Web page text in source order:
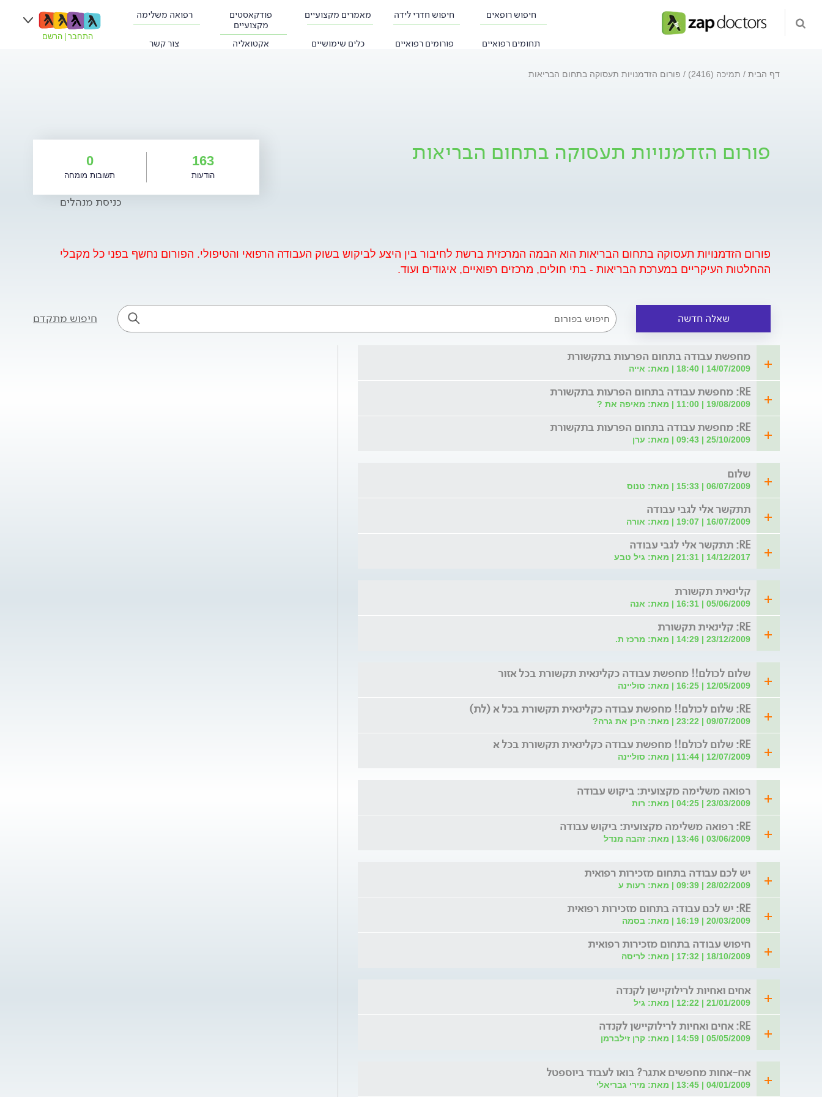
חיפוש רופאים חיפוש חדרי לידה מאמרים מקצועיים
פודקאסטים
מקצועיים
רפואה משלימה
תחומים רפואיים פורומים רפואיים כלים שימושיים אקטואליה צור קשר
התחבר הרשם
דף הבית תמיכה (2416) פורום הזדמנויות תעסוקה בתחום הבריאות
פורום הזדמנויות תעסוקה בתחום הבריאות 163
הודעות
0
תשובות מומחה
כניסת מנהלים
פורום הזדמנויות תעסוקה בתחום הבריאות הוא הבמה המרכזית ברשת לחיבור בין היצע לביקוש בשוק העבודה הרפואי והטיפולי. הפורום נחשף בפני כל מקבלי
ההחלטות העיקריים במערכת הבריאות - בתי חולים, מרכזים רפואיים, איגודים ועוד.
שאלה חדשה חיפוש מתקדם
מחפשת עבודה בתחום הפרעות בתקשורת
14/07/2009 | 18:40 | מאת: אייה
RE: מחפשת עבודה בתחום הפרעות בתקשורת
19/08/2009 | 11:00 | מאת: מאיפה את ?
RE: מחפשת עבודה בתחום הפרעות בתקשורת
25/10/2009 | 09:43 | מאת: ערן
שלום
06/07/2009 | 15:33 | מאת: טנוס
תתקשר אלי לגבי עבודה
16/07/2009 | 19:07 | מאת: אורה
RE: תתקשר אלי לגבי עבודה
14/12/2017 | 21:31 | מאת: גיל טבע
קלינאית תקשורת
05/06/2009 | 16:31 | מאת: אנה
RE: קלינאית תקשורת
23/12/2009 | 14:29 | מאת: מרכז ת.
שלום לכולם!! מחפשת עבודה כקלינאית תקשורת בכל אזור
12/05/2009 | 16:25 | מאת: סוליינה
RE: שלום לכולם!! מחפשת עבודה כקלינאית תקשורת בכל א (לת)
09/07/2009 | 23:22 | מאת: היכן את גרה?
RE: שלום לכולם!! מחפשת עבודה כקלינאית תקשורת בכל א
12/07/2009 | 11:44 | מאת: סוליינה
רפואה משלימה מקצועית: ביקוש עבודה
23/03/2009 | 04:25 | מאת: רות
RE: רפואה משלימה מקצועית: ביקוש עבודה
03/06/2009 | 13:46 | מאת: זהבה מנדל
יש לכם עבודה בתחום מזכירות רפואית
28/02/2009 | 09:39 | מאת: רעות ע
RE: יש לכם עבודה בתחום מזכירות רפואית
20/03/2009 | 16:19 | מאת: בסמה
חיפוש עבודה בתחום מזכירות רפואית
18/10/2009 | 17:32 | מאת: לריסה
אחים ואחיות לרילוקיישן לקנדה
21/01/2009 | 12:22 | מאת: גיל
RE: אחים ואחיות לרילוקיישן לקנדה
05/05/2009 | 14:59 | מאת: קרן זילברמן
אח-אחות מחפשים אתגר? בואו לעבוד ביוספטל
04/01/2009 | 13:45 | מאת: מירי גבריאלי